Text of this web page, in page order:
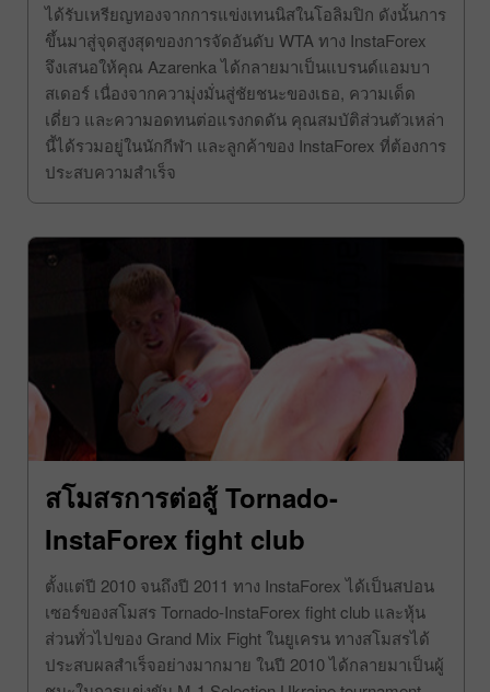
ได้รับเหรียญทองจากการแข่งเทนนิสในโอลิมปิก ดังนั้นการ
ขึ้นมาสู่จุดสูงสุดของการจัดอันดับ WTA ทาง InstaForex
จึงเสนอให้คุณ Azarenka ได้กลายมาเป็นแบรนด์แอมบา
สเดอร์ เนื่องจากความุ่งมั่นสู่ชัยชนะของเธอ, ความเด็ด
เดี่ยว และความอดทนต่อแรงกดดัน คุณสมบัติส่วนตัวเหล่า
นี้ได้รวมอยู่ในนักกีฬา และลูกค้าของ InstaForex ที่ต้องการ
ประสบความสำเร็จ
สโมสรการต่อสู้ Tornado-
InstaForex fight club
ตั้งแต่ปี 2010 จนถึงปี 2011 ทาง InstaForex ได้เป็นสปอน
เซอร์ของสโมสร Tornado-InstaForex fight club และหุ้น
ส่วนทั่วไปของ Grand Mix Fight ในยูเครน ทางสโมสรได้
ประสบผลสำเร็จอย่างมากมาย ในปี 2010 ได้กลายมาเป็นผู้